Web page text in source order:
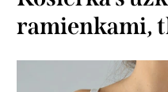
ramienkami,